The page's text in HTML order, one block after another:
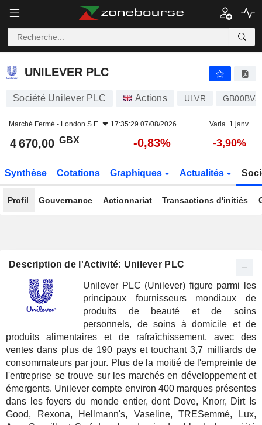
UNILEVER PLC
UNILEVER PLC
Société Unilever PLC Actions ULVR
Marché Fermé - London S.E. 17:35:29 07/08/2026 Varia. 1 janv.
4 670,00 GBX -0,83% -3,90%
Synthèse Cotations Graphiques Actualités
Profil Gouvernance Actionnariat Transactions d'initiés
Description de l'Activité: Unilever PLC
Unilever PLC (Unilever) figure parmi les
principaux fournisseurs mondiaux de
produits de beauté et de soins
personnels, de soins à domicile et de
produits alimentaires et de rafraîchissement, avec des
ventes dans plus de 190 pays et touchant 3,7 milliards de
consommateurs par jour. Plus de la moitié de l'empreinte de
l'entreprise se trouve sur les marchés en développement et
émergents. Unilever compte environ 400 marques présentes
dans les foyers du monde entier, dont Dove, Knorr, Dirt Is
Good, Rexona, Hellmann's, Vaseline, TRESemmé, Lux,